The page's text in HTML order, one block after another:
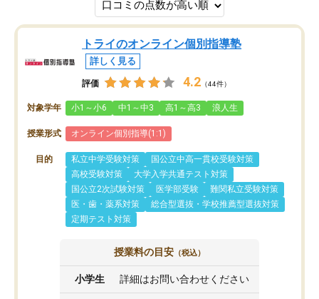
トライのオンライン個別指導塾
詳しく見る
評価 4.2 （44件）
対象学年 小1～小6 中1～中3 高1～高3 浪人生
授業形式 オンライン個別指導(1:1)
目的 私立中学受験対策
国公立中高一貫校受験対策
高校受験対策
大学入学共通テスト対策
国公立2次試験対策
医学部受験
難関私立受験対策
医・歯・薬系対策
総合型選抜・学校推薦型選抜対策
定期テスト対策
授業料の目安 （税込）
小学生 詳細はお問い合わせください